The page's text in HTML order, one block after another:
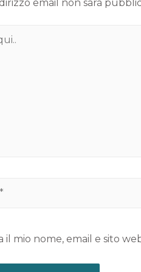
email non sarà
il mio nome, email e sito